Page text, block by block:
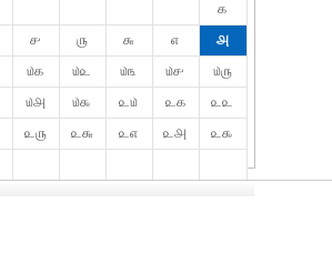
௧
௪ ௫ ௬ ௭
௮
௰௧ ௰௨ ௰௩ ௰௪
௰௫
௰௮ ௰௯ ௨௰ ௨௧
௨௨
௨௫ ௨௬ ௨௭ ௨௮
௨௯